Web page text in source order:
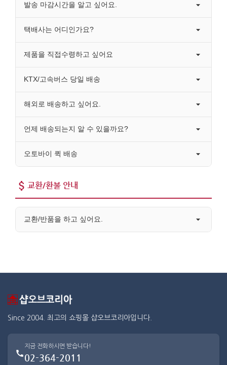
발송 마감시간을 알고 싶어요.
택배사는 어디인가요?
제품을 직접수령하고 싶어요
KTX/고속버스 당일 배송
해외로 배송하고 싶어요.
언제 배송되는지 알 수 있을까요?
오토바이 퀵 배송
교환/환불 안내
교환/반품을 하고 싶어요.
Since 2004. 최고의 쇼핑몰 샵오브코리아입니다.
지금 전화하시면 받습니다!
02-364-2011